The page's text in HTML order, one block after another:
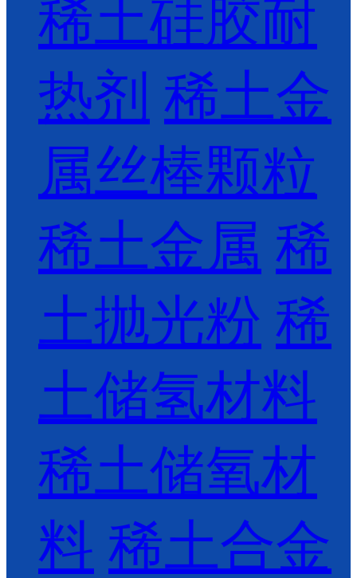
稀土硅胶耐
热剂 稀土金
属丝棒颗粒
稀土金属 稀
土抛光粉 稀
土储氢材料
稀土储氧材
料 稀土合金